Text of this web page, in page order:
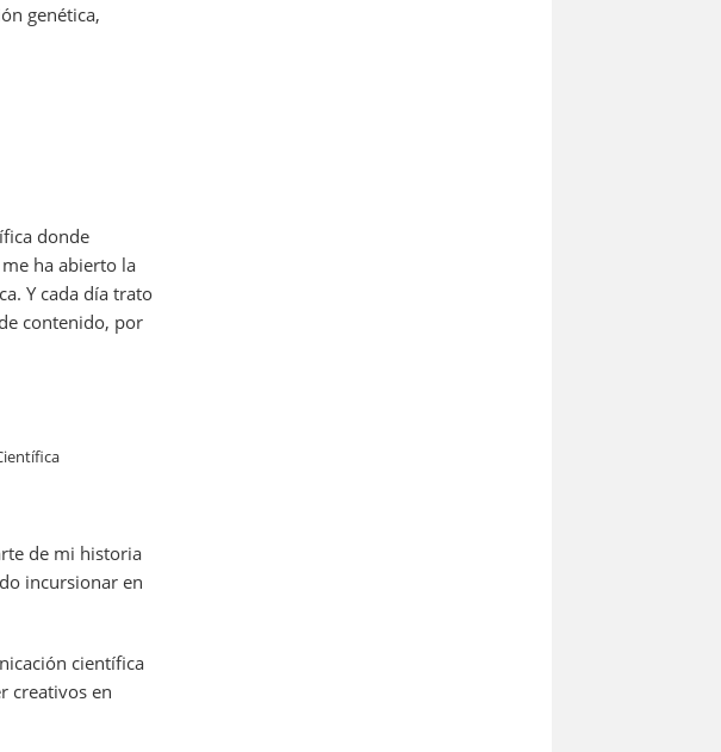
genética,
donde
ha abierto la
Y cada día trato
contenido, por
de mi historia
incursionar en
científica
creativos en